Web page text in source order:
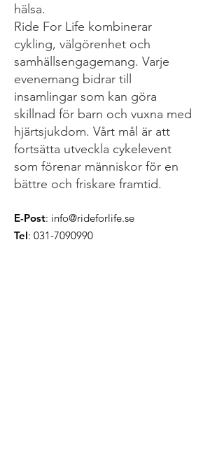
hälsa.
Ride For Life kombinerar
cykling, välgörenhet och
samhällsengagemang. Varje
evenemang bidrar till
insamlingar som kan göra
skillnad för barn och vuxna med
hjärtsjukdom. Vårt mål är att
fortsätta utveckla cykelevent
som förenar människor för en
bättre och friskare framtid.
E-Post: info@rideforlife.se
Tel: 031-7090990